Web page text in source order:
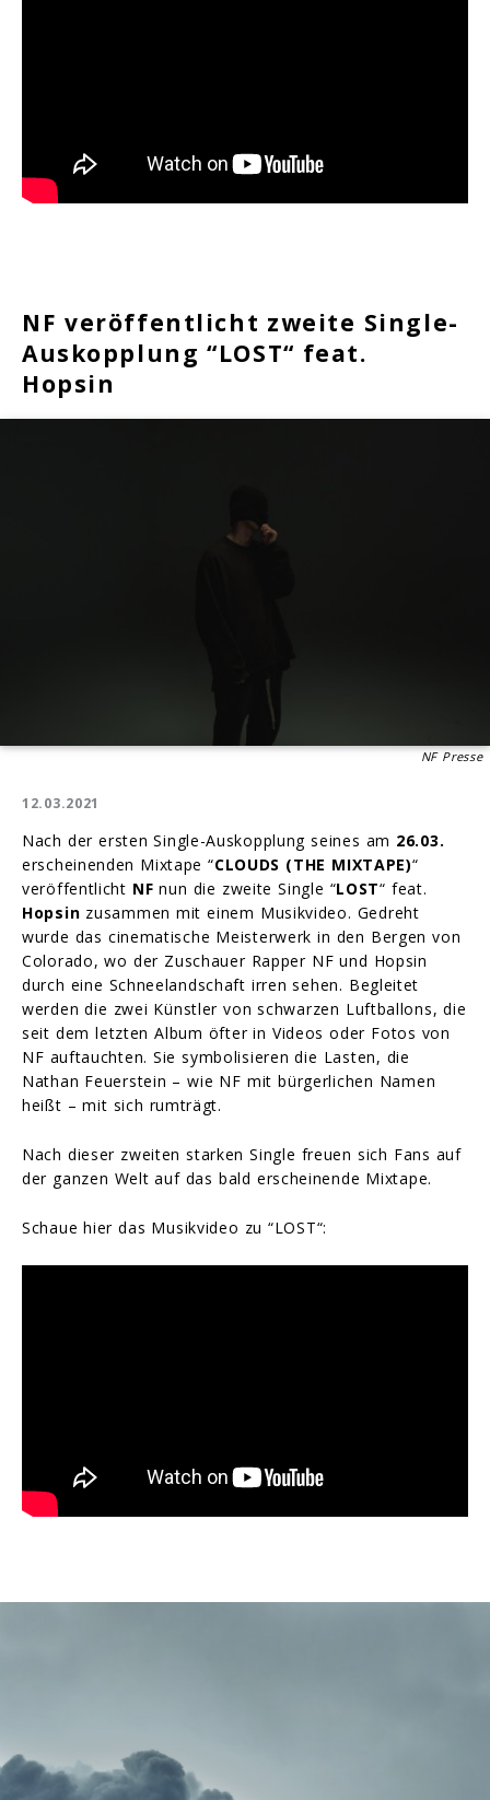
NF veröffentlicht zweite Single-
Auskopplung “LOST“ feat.
Hopsin
NF Presse
12.03.2021
Nach der ersten Single-Auskopplung seines am 26.03.
erscheinenden Mixtape “CLOUDS (THE MIXTAPE)“
veröffentlicht NFnun die zweite Single “LOST“ feat.
Hopsin zusammen mit einem Musikvideo. Gedreht
wurde das cinematische Meisterwerk in den Bergen von
Colorado, wo der Zuschauer Rapper NF und Hopsin
durch eine Schneelandschaft irren sehen. Begleitet
werden die zwei Künstler von schwarzen Luftballons, die
seit dem letzten Album öfter in Videos oder Fotos von
NF auftauchten. Sie symbolisieren die Lasten, die
Nathan Feuerstein – wie NF mit bürgerlichen Namen
heißt – mit sich rumträgt.
Nach dieser zweiten starken Single freuen sich Fans auf
der ganzen Welt auf das bald erscheinende Mixtape.
Schaue hier das Musikvideo zu “LOST“: